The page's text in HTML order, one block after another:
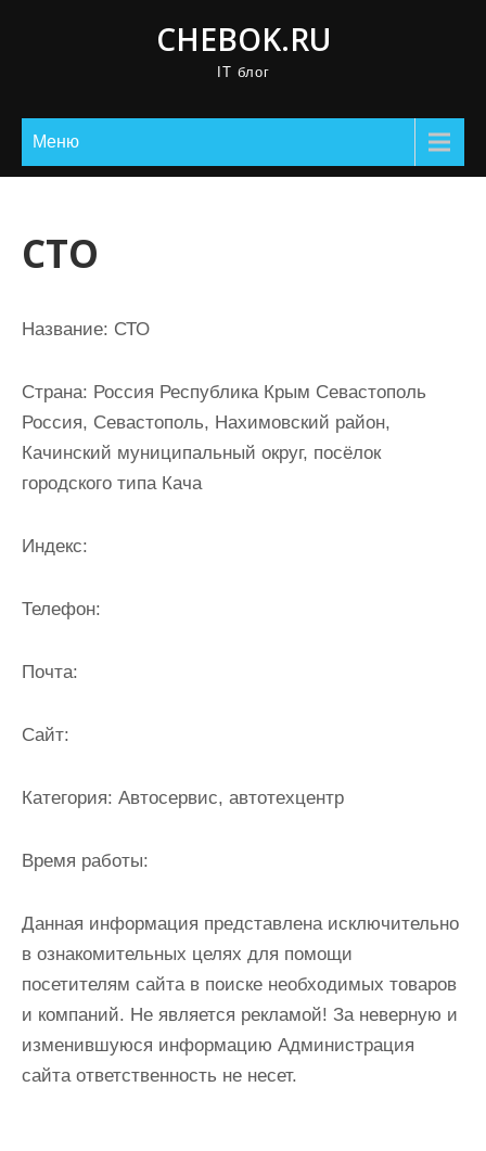
CHEBOK.RU
IT блог
Меню
СТО
Название: СТО
Страна: Россия Республика Крым Севастополь
Россия, Севастополь, Нахимовский район,
Качинский муниципальный округ, посёлок
городского типа Кача
Индекс:
Телефон:
Почта:
Cайт:
Категория: Автосервис, автотехцентр
Время работы:
Данная информация представлена исключительно
в ознакомительных целях для помощи
посетителям сайта в поиске необходимых товаров
и компаний. Не является рекламой! За неверную и
изменившуюся информацию Администрация
сайта ответственность не несет.